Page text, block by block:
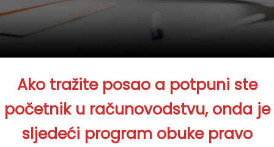
Ako tražite posao a potpuni ste
početnik u računovodstvu, onda je
sljedeći program obuke pravo